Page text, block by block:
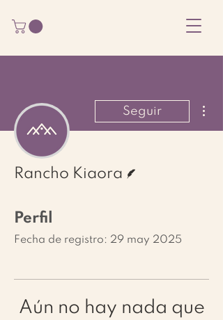
Seguir
Rancho Kiaora
Perfil
Fecha de registro: 29 may 2025
Aún no hay nada que